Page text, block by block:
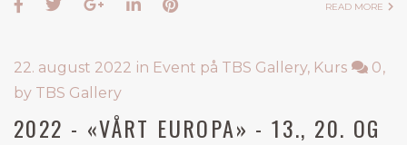
READ MORE
22. august 2022 in Event på TBS Gallery, Kurs
0
by TBS Gallery
2022 - «VÅRT EUROPA» - 13., 20. OG